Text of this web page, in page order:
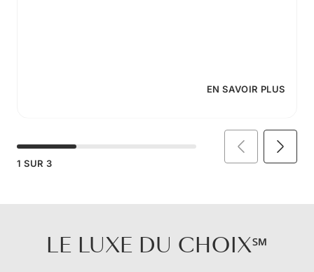
EN SAVOIR PLUS
1 SUR 3
LE LUXE DU CHOIX℠